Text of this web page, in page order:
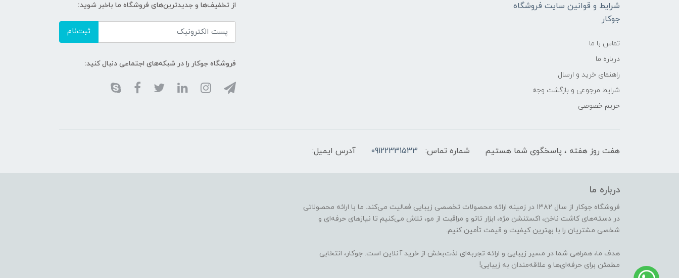
شرایط و قوانین سایت فروشگاه
جوکار
تماس با ما
درباره ما
راهنمای خرید و ارسال
شرایط مرجوعی و بازگشت وجه
حریم خصوصی
از تخفیف‌ها و جدیدترین‌های فروشگاه ما باخبر شوید:
ثبت‌نام
فروشگاه جوکار را در شبکه‌های اجتماعی دنبال کنید:
هفت روز هفته ، پاسخگوی شما هستیم شماره تماس: 09122331533 آدرس ایمیل:
درباره ما
فروشگاه جوکار از سال ۱۳۸۲ در زمینه ارائه محصولات تخصصی زیبایی فعالیت می‌کند. ما با ارائه محصولاتی
در دسته‌های کاشت ناخن، اکستنشن مژه، ابزار تاتو و مراقبت از مو، تلاش می‌کنیم تا نیازهای حرفه‌ای و
شخصی مشتریان را با بهترین کیفیت و قیمت تأمین کنیم.
هدف ما، همراهی شما در مسیر زیبایی و ارائه تجربه‌ای لذت‌بخش از خرید آنلاین است. جوکار، انتخابی
مطمئن برای حرفه‌ای‌ها و علاقه‌مندان به زیبایی!